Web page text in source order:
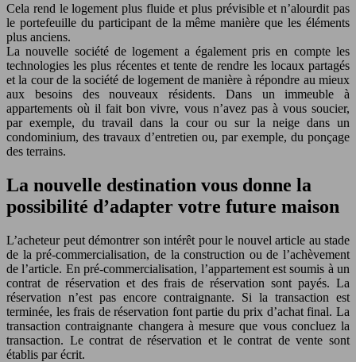
Cela rend le logement plus fluide et plus prévisible et n’alourdit pas
le portefeuille du participant de la même manière que les éléments
plus anciens.
La nouvelle société de logement a également pris en compte les
technologies les plus récentes et tente de rendre les locaux partagés
et la cour de la société de logement de manière à répondre au mieux
aux besoins des nouveaux résidents. Dans un immeuble à
appartements où il fait bon vivre, vous n’avez pas à vous soucier,
par exemple, du travail dans la cour ou sur la neige dans un
condominium, des travaux d’entretien ou, par exemple, du ponçage
des terrains.
La nouvelle destination vous donne la
possibilité d’adapter votre future maison
L’acheteur peut démontrer son intérêt pour le nouvel article au stade
de la pré-commercialisation, de la construction ou de l’achèvement
de l’article. En pré-commercialisation, l’appartement est soumis à un
contrat de réservation et des frais de réservation sont payés. La
réservation n’est pas encore contraignante. Si la transaction est
terminée, les frais de réservation font partie du prix d’achat final. La
transaction contraignante changera à mesure que vous concluez la
transaction. Le contrat de réservation et le contrat de vente sont
établis par écrit.